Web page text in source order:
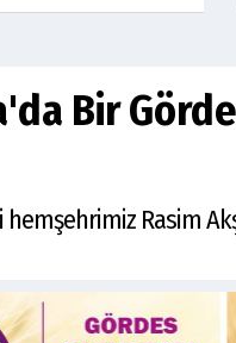
Bir
hemşehrimiz Rasim